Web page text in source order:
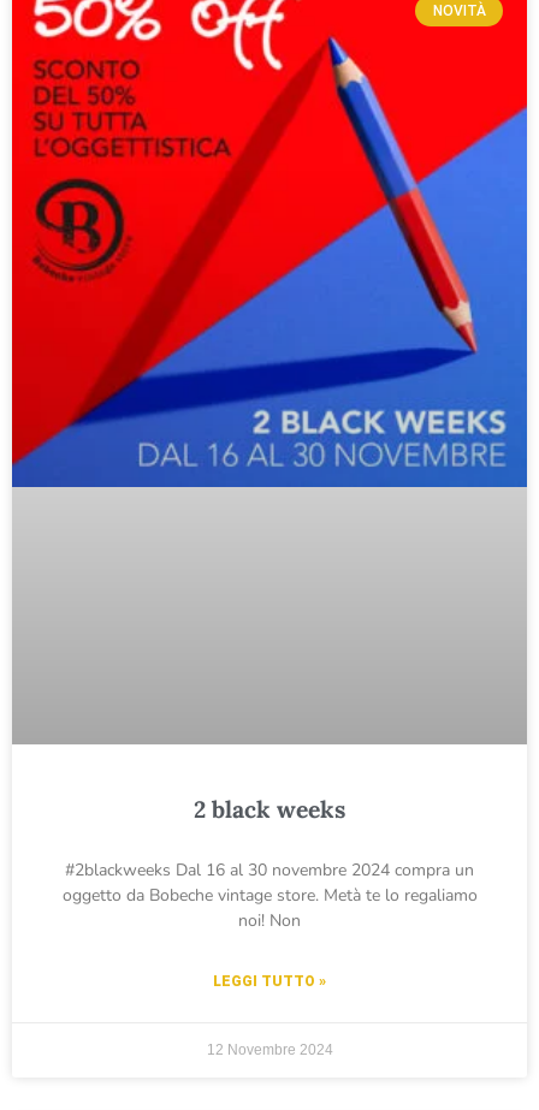
NOVITÀ
2 black weeks
#2blackweeks Dal 16 al 30 novembre 2024 compra un
oggetto da Bobeche vintage store. Metà te lo regaliamo
noi! Non
LEGGI TUTTO »
12 Novembre 2024